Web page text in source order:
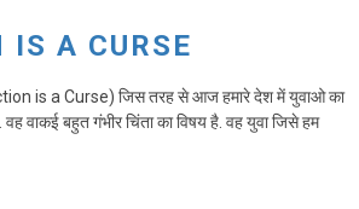
IS A CURSE
is a Curse) जिस तरह से आज हमारे देश में युवाओ का
वाकई बहुत गंभीर चिंता का विषय है. वह युवा जिसे हम